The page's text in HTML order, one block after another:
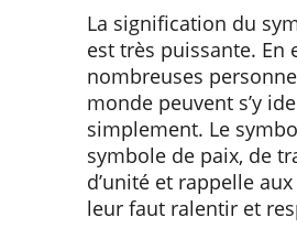
La signification du
est très puissante. En
nombreuses
monde peuvent s’y
simplement. Le
symbole de paix, de
d’unité et rappelle aux
leur faut ralentir et